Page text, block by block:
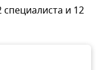
специалиста и 12